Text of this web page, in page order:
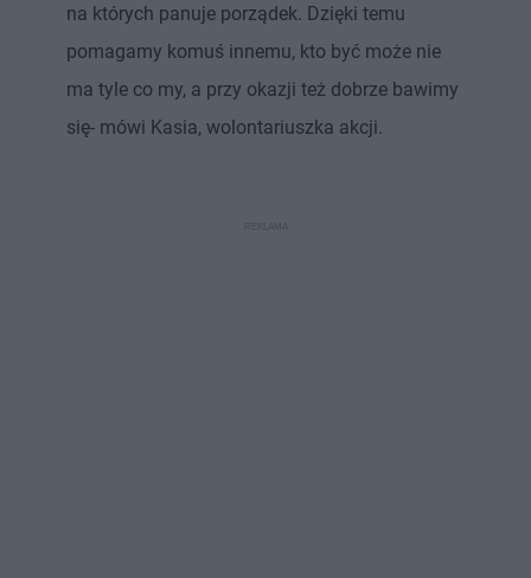
na których panuje porządek. Dzięki temu
pomagamy komuś innemu, kto być może nie
ma tyle co my, a przy okazji też dobrze bawimy
się- mówi Kasia, wolontariuszka akcji.